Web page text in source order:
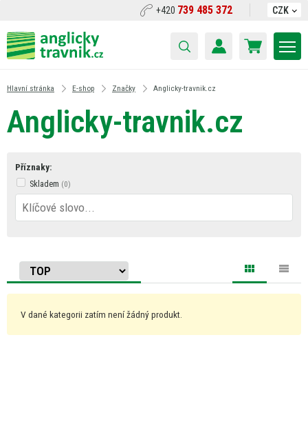
+420 739 485 372 CZK
Hlavní stránka E-shop Značky Anglicky-travnik.cz
Anglicky-travnik.cz
Příznaky:
Skladem
V dané kategorii zatím není žádný produkt.